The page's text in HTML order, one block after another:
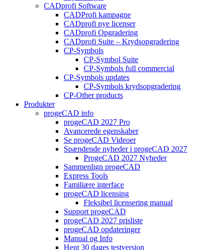
CADprofi Software
CADProfi kampagne
CADprofi nye licenser
CADprofi Opgradering
CADprofi Suite – Krydsopgradering
CP-Symbols
CP-Symbol Suite
CP-Symbols full commercial
CP-Symbols updates
CP-Symbols krydsopgradering
CP-Other products
Produkter
progeCAD info
progeCAD 2027 Pro
Avancerede egenskaber
Se progeCAD Videoer
Spændende nyheder i progeCAD 2027
ProgeCAD 2027 Nyheder
Sammenlign progeCAD
Express Tools
Familiære interface
progeCAD licensing
Fleksibel licensering manual
Support progeCAD
progeCAD 2027 prisliste
progeCAD opdateringer
Manual og Info
Hent 30 dages testversion